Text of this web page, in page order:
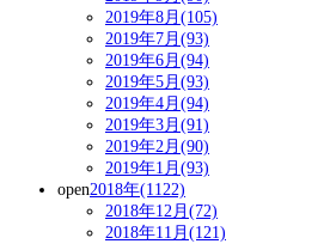
2019年8月(105)
2019年7月(93)
2019年6月(94)
2019年5月(93)
2019年4月(94)
2019年3月(91)
2019年2月(90)
2019年1月(93)
open2018年(1122)
2018年12月(72)
2018年11月(121)